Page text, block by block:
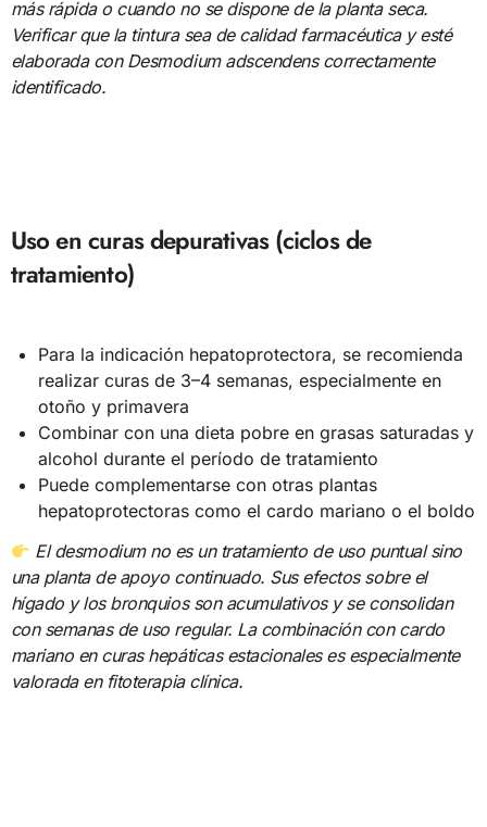
más rápida o cuando no se dispone de la planta seca.
Verificar que la tintura sea de calidad farmacéutica y esté
elaborada con Desmodium adscendens correctamente
identificado.
Uso en curas depurativas (ciclos de
tratamiento)
Para la indicación hepatoprotectora, se recomienda
realizar curas de 3–4 semanas, especialmente en
otoño y primavera
Combinar con una dieta pobre en grasas saturadas y
alcohol durante el período de tratamiento
Puede complementarse con otras plantas
hepatoprotectoras como el cardo mariano o el boldo
El desmodium no es un tratamiento de uso puntual sino
una planta de apoyo continuado. Sus efectos sobre el
hígado y los bronquios son acumulativos y se consolidan
con semanas de uso regular. La combinación con cardo
mariano en curas hepáticas estacionales es especialmente
valorada en fitoterapia clínica.